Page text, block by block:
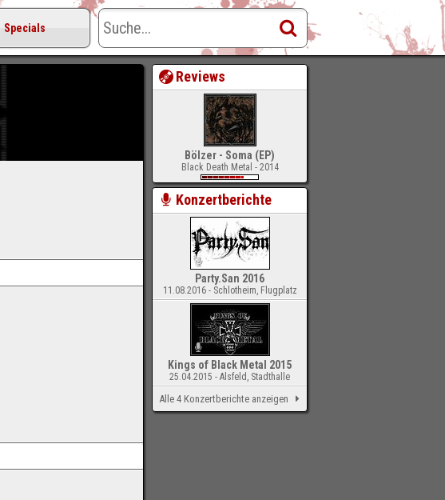
Reviews
Bölzer - Soma (EP)
Black Death Metal - 2014
Konzertberichte
Party.San 2016
11.08.2016 - Schlotheim, Flugplatz
Kings of Black Metal 2015
25.04.2015 - Alsfeld, Stadthalle
Alle 4 Konzertberichte anzeigen
Specials